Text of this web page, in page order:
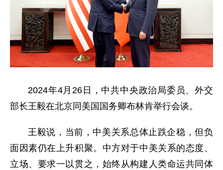
2024年4月26日，中共中央政治局委员、外交
部长王毅在北京同美国国务卿布林肯举行会谈。
王毅说，当前，中美关系总体止跌企稳，但负
面因素仍在上升积聚。中方对于中美关系的态度、
立场、要求一以贯之，始终从构建人类命运共同体